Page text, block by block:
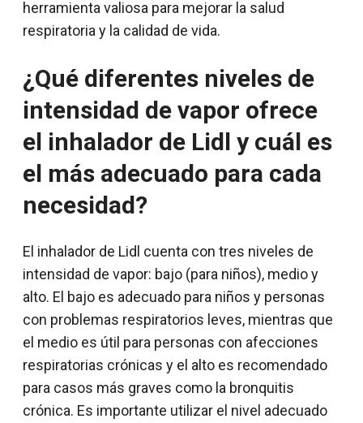
herramienta valiosa para mejorar la salud
respiratoria y la calidad de vida.
¿Qué diferentes niveles de
intensidad de vapor ofrece
el inhalador de Lidl y cuál es
el más adecuado para cada
necesidad?
El inhalador de Lidl cuenta con tres niveles de
intensidad de vapor: bajo (para niños), medio y
alto. El bajo es adecuado para niños y personas
con problemas respiratorios leves, mientras que
el medio es útil para personas con afecciones
respiratorias crónicas y el alto es recomendado
para casos más graves como la bronquitis
crónica. Es importante utilizar el nivel adecuado